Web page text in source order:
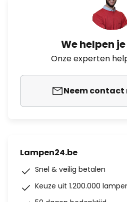
We helpen
Onze experten
Neem contact
Lampen24.be
Snel & veilig betalen
Keuze uit 1.200.000